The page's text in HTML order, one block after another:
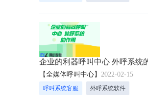
企业的利器呼叫中心 外
【全媒体呼叫中心】 2022-02-15
呼叫系统客服 外呼系统软件